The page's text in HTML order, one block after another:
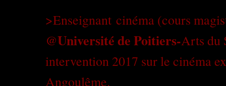
>Enseignant cinéma (cours
@Université de Poitiers-Arts du
intervention 2017 sur le cinéma
Angoulême.